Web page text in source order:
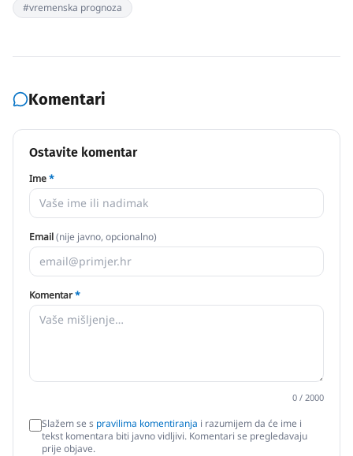
#vremenska prognoza
Komentari
Ostavite komentar
Ime*
Email(nije javno, opcionalno)
Komentar*
0 / 2000
Slažem se s pravilima komentiranja i razumijem da će ime i
tekst komentara biti javno vidljivi. Komentari se pregledavaju
prije objave.